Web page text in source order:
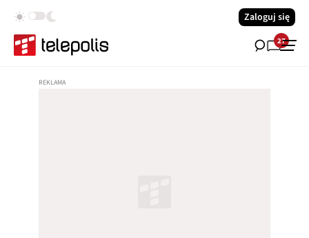
Zaloguj się
27